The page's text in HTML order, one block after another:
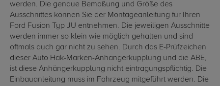
werden. Die genaue Bemaßung und Größe des
Ausschnittes können Sie der Montageanleitung für Ihren
Ford Fusion Typ JU entnehmen. Die jeweiligen Ausschnitte
werden immer so klein wie möglich gehalten und sind
oftmals auch gar nicht zu sehen. Durch das E-Prüfzeichen
dieser Auto Hak-Marken-Anhängerkupplung und die ABE,
ist diese Anhängerkupplung nicht eintragungspflichtig. Die
Einbauanleitung muss im Fahrzeug mitgeführt werden. Die